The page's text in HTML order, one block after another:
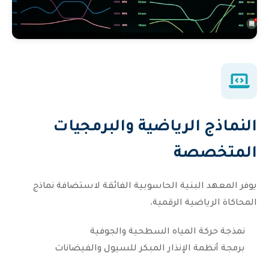
النماذج الرياضية والبرمجيات
المتخصصة
يوفر المعهد البنية الحاسوبية الفائقة لاستضافة نماذج
المحاكاة الرياضية الرقمية.
نمذجة حركة المياه السطحية والجوفية
برمجة أنظمة الإنذار المبكر للسيول والفيضانات